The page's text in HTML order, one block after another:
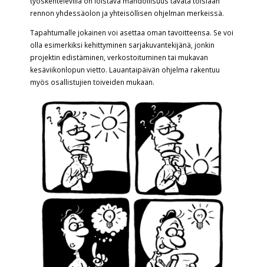
rennon yhdessäolon ja yhteisöllisen ohjelman merkeissä.
Tapahtumalle jokainen voi asettaa oman tavoitteensa. Se voi
olla esimerkiksi kehittyminen sarjakuvantekijänä, jonkin
projektin edistäminen, verkostoituminen tai mukavan
kesäviikonlopun vietto. Lauantaipäivän ohjelma rakentuu
myös osallistujien toiveiden mukaan.